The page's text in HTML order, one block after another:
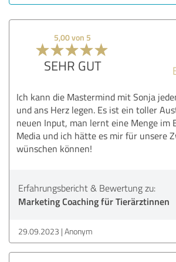
Leistungen
Umsetzung
Beratung
Bewertung anzeigen
5,00 von 5
SEHR GUT
Ich kann die Mastermind mit Sonja
und ans Herz legen. Es ist ein toller
neuen Input, man lernt eine Menge im
Media und ich hätte es mir für unsere
wünschen können!
Erfahrungsbericht & Bewertung zu:
Marketing Coaching für Tierärztinnen
29.09.2023 Anonym